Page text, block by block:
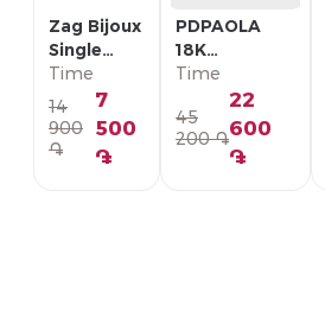
Zag Bijoux
Single
Earring/
SLA22993-
01WHT
Time
14
900
֏
7
500
֏
PDPAOLA
18K
Позолоченная
Серебряная
Моно-серьга/
PG01-336-U
Time
45
200 ֏
22
600
֏